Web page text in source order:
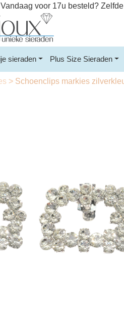
Vandaag voor 17u besteld?
sieraden Plus Size Sieraden
> Schoenclips markies